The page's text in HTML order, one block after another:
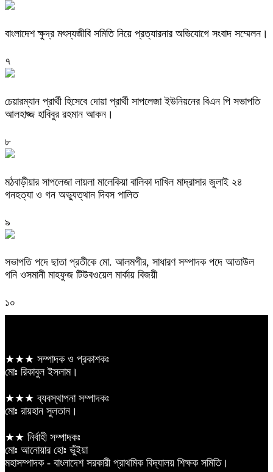
বাংলাদেশ ক্ষুদ্র মৎস্যজীবি সমিতি নিয়ে প্রত্যারনার অভিযোগে সংবাদ সম্মেলন।
৭
চেয়ারম্যান প্রার্থী হিসেবে দোয়া প্রার্থী সাপলেজা ইউনিয়নের বিএন পি সভাপতি
আলহাজ্জ হাবিবুর রহমান আকন।
৮
মঠবাড়ীয়ার সাপলেজা লায়লা মালেকিয়া বালিকা দাখিল মাদ্রাসার জুলাই ২৪
গনহত্যা ও গন অভ্যুত্থান দিবস পালিত
৯
সভাপতি পদে ছাতা প্রতীকে মো. আলমগীর, সাধারণ সম্পাদক পদে আতাউল
গনি ওসমানী মাহফুজ টিউবওয়েল মার্কায় বিজয়ী
১০
★★★ সম্পাদক ও প্রকাশকঃ
মোঃ রিকাবুল ইসলাম।
★★★ ব্যবস্থাপনা সম্পাদকঃ
মোঃ রায়হান সুলতান।
★★ নির্বাহী সম্পাদকঃ
মোঃ আনোয়ার হোঃ ভুঁইয়া
মহাসম্পাদক - বাংলাদেশ সরকারী প্রাথমিক বিদ্যালয় শিক্ষক সমিতি।